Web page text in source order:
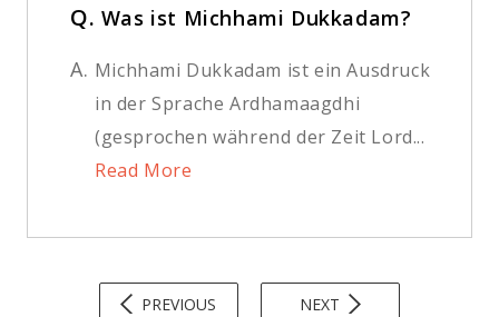
Q. Was ist Michhami Dukkadam?
A. Michhami Dukkadam ist ein Ausdruck
in der Sprache Ardhamaagdhi
(gesprochen während der Zeit Lord...
Read More
PREVIOUS NEXT